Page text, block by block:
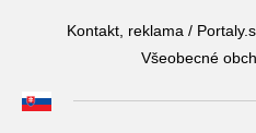
Kontakt, reklama /
Všeobecné